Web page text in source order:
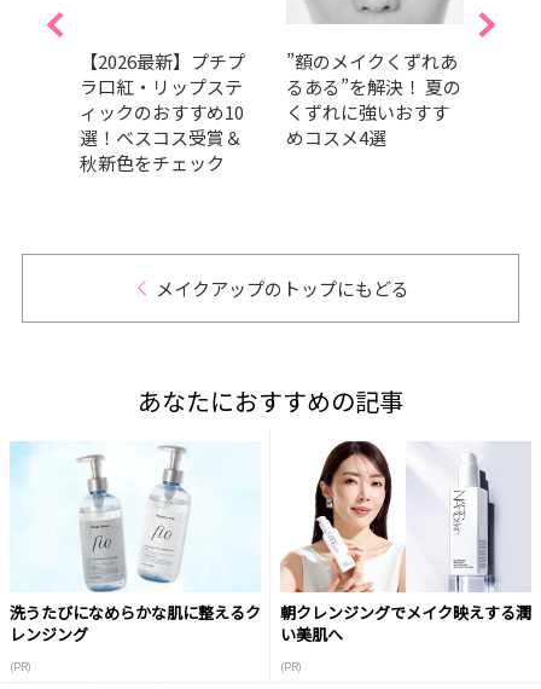
【2026最新】プチプ
ラ口紅・リップステ
ィックのおすすめ10
選！ベスコス受賞＆
秋新色をチェック
”額のメイクくずれあ
るある”を解決！ 夏の
くずれに強いおすす
めコスメ4選
メイクアップのトップにもどる
あなたにおすすめの記事
洗うたびになめらかな肌に整えるク
レンジング
(PR)
朝クレンジングでメイク映えする潤
い美肌へ
(PR)